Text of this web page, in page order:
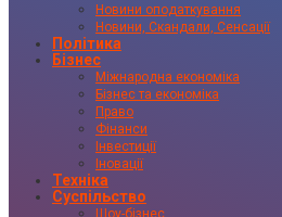
Новини оподаткування
Новини, Скандали, Сенсації
Політика
Бізнес
Міжнародна економіка
Бізнес та економіка
Право
Фінанси
Інвестиції
Іновації
Техніка
Суспільство
Шоу-бізнес